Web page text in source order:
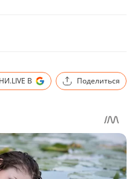
В Поделиться